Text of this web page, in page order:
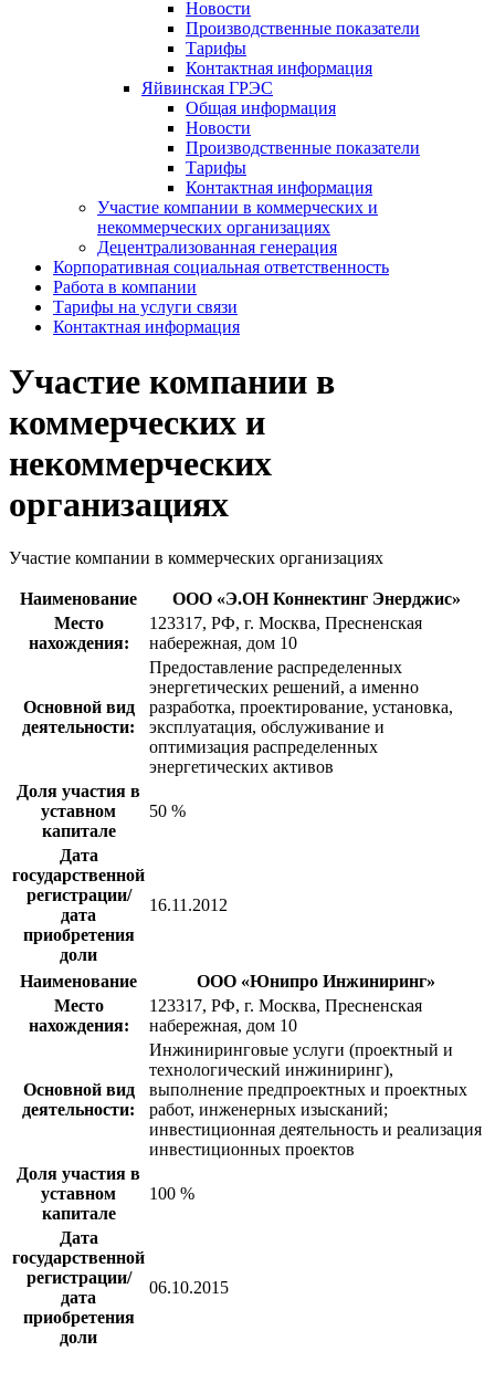
Новости
Производственные показатели
Тарифы
Контактная информация
Яйвинская ГРЭС
Общая информация
Новости
Производственные показатели
Тарифы
Контактная информация
Участие компании в коммерческих и
некоммерческих организациях
Децентрализованная генерация
Корпоративная социальная ответственность
Работа в компании
Тарифы на услуги связи
Контактная информация
Участие компании в
коммерческих и
некоммерческих
организациях
Участие компании в коммерческих организациях
Наименование
ООО «Э.ОН Коннектинг Энерджис»
Место
нахождения:
123317, РФ, г. Москва, Пресненская
набережная, дом 10
Основной вид
деятельности:
Предоставление распределенных
энергетических решений, а именно
разработка, проектирование, установка,
эксплуатация, обслуживание и
оптимизация распределенных
энергетических активов
Доля участия в
уставном
капитале
50 %
Дата
государственной
регистрации/
дата
приобретения
доли
16.11.2012
Наименование
ООО «Юнипро Инжиниринг»
Место
нахождения:
123317, РФ, г. Москва, Пресненская
набережная, дом 10
Основной вид
деятельности:
Инжиниринговые услуги (проектный и
технологический инжиниринг),
выполнение предпроектных и проектных
работ, инженерных изысканий;
инвестиционная деятельность и реализация
инвестиционных проектов
Доля участия в
уставном
капитале
100 %
Дата
государственной
регистрации/
дата
приобретения
доли
06.10.2015